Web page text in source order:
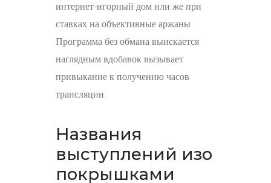
интернет-игорный дом или же при
ставках на объективные аржаны.
Программа без обмана выискается
наглядным вдобавок вызывает
привыкание к получению часов
трансляции.
Названия
выступлений изо
покрышками